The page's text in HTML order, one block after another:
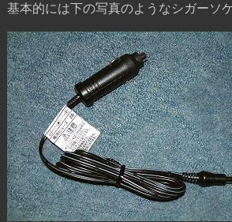
基本的には下の写真のようなシガーソ